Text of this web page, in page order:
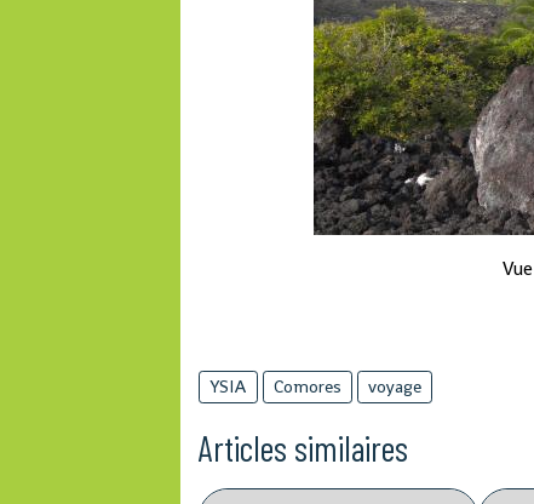
YSIA Comores voyage
Articles similaires